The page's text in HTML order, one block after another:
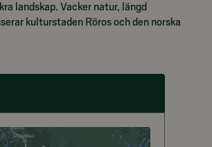
landskap. Vacker natur, längd
kulturstaden Röros och den norska